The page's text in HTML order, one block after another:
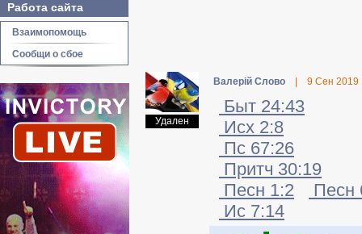
Работа сайта
Взаимопомощь
Сообщи о сбое
Удален
Валерій Слово 9 Сен 2019
Быт 24:43
Исх 2:8
Пс 67:26
Притч 30:19
Песн 1:2
Песн
Ис 7:14